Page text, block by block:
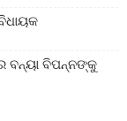
ବନ୍ୟା ବିପନ୍ନଙ୍କୁ